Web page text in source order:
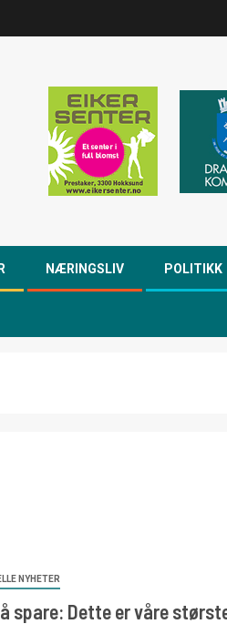
NÆRINGSLIV POLITIKK
NYHETER
å spare: Dette er våre